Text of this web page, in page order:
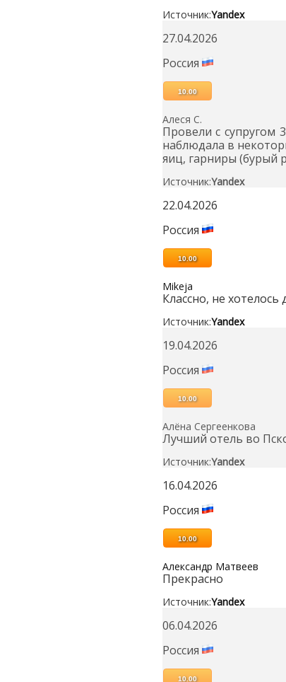
Источник:Yandex
27.04.2026
Россия
10.00
Алеся С.
Провели с супругом
наблюдала в
яиц, гарниры (бурый
Источник:Yandex
22.04.2026
Россия
10.00
Mikeja
Классно, не хотелось
Источник:Yandex
19.04.2026
Россия
10.00
Алёна Сергеенкова
Лучший отель во
Источник:Yandex
16.04.2026
Россия
10.00
Александр Матвеев
Прекрасно
Источник:Yandex
06.04.2026
Россия
10.00